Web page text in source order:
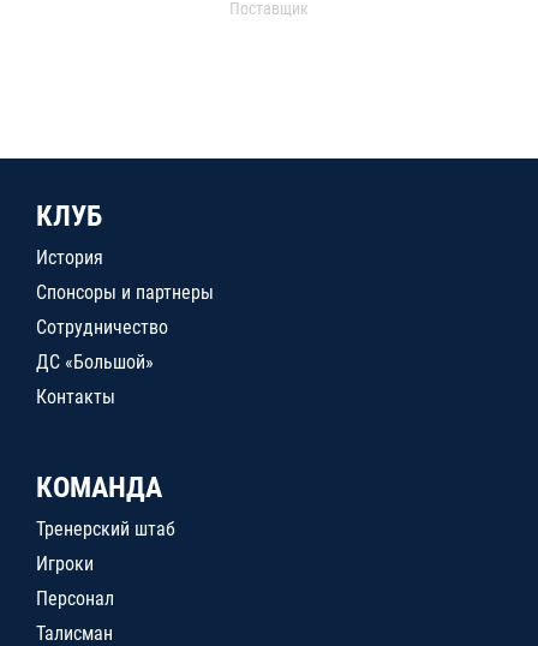
Поставщик
КЛУБ
История
Спонсоры и партнеры
Сотрудничество
ДС «Большой»
Контакты
КОМАНДА
Тренерский штаб
Игроки
Персонал
Талисман